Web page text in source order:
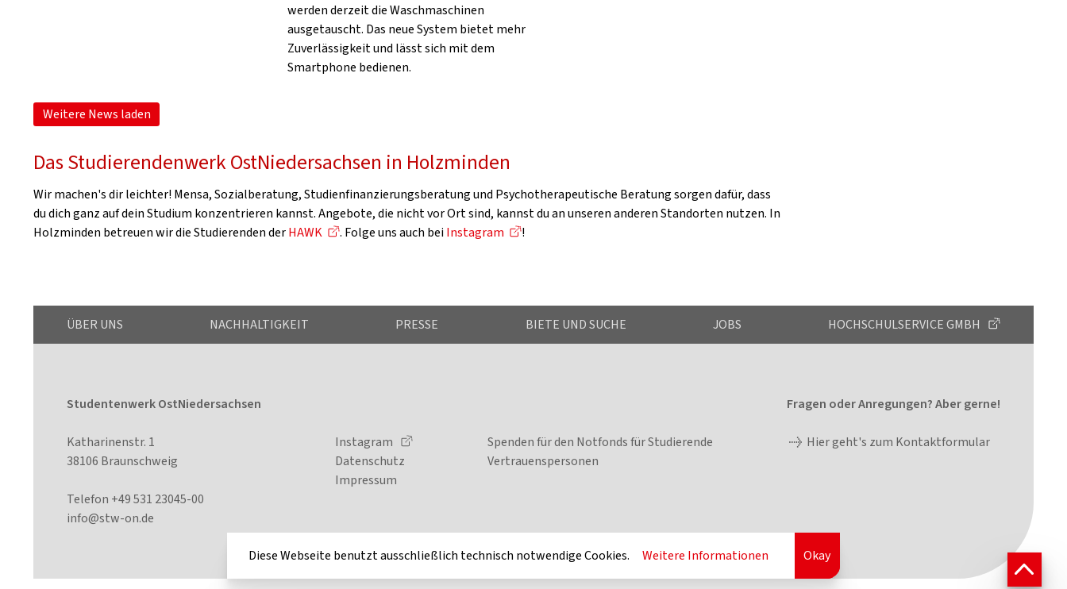
Diese Webseite benutzt ausschließlich technisch notwendige Cookies. Weitere Informationen Okay
werden derzeit die Waschmaschinen
ausgetauscht. Das neue System bietet mehr
Zuverlässigkeit und lässt sich mit dem
Smartphone bedienen.
Weitere News laden
Das Studierendenwerk OstNiedersachsen in Holzminden
Wir machen's dir leichter! Mensa, Sozialberatung, Studienfinanzierungsberatung und Psychotherapeutische Beratung sorgen dafür, dass
du dich ganz auf dein Studium konzentrieren kannst. Angebote, die nicht vor Ort sind, kannst du an unseren anderen Standorten nutzen. In
Holzminden betreuen wir die Studierenden derHAWK . Folge uns auch beiInstagram !
ÜBER UNS NACHHALTIGKEIT PRESSE BIETE UND SUCHE JOBS HOCHSCHULSERVICE GMBH
Studentenwerk OstNiedersachsen
Katharinenstr. 1
38106 Braunschweig
Telefon +49 531 23045-00
info@stw-on.de
Instagram
Datenschutz
Impressum
Spenden für den Notfonds für Studierende
Vertrauenspersonen
Fragen oder Anregungen? Aber gerne!
Hier geht's zum Kontaktformular